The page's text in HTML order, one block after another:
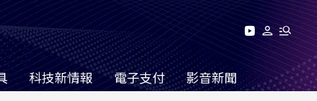
科技新情報 電子支付 影音新聞